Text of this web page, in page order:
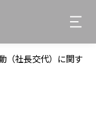
（社長交代）に関す